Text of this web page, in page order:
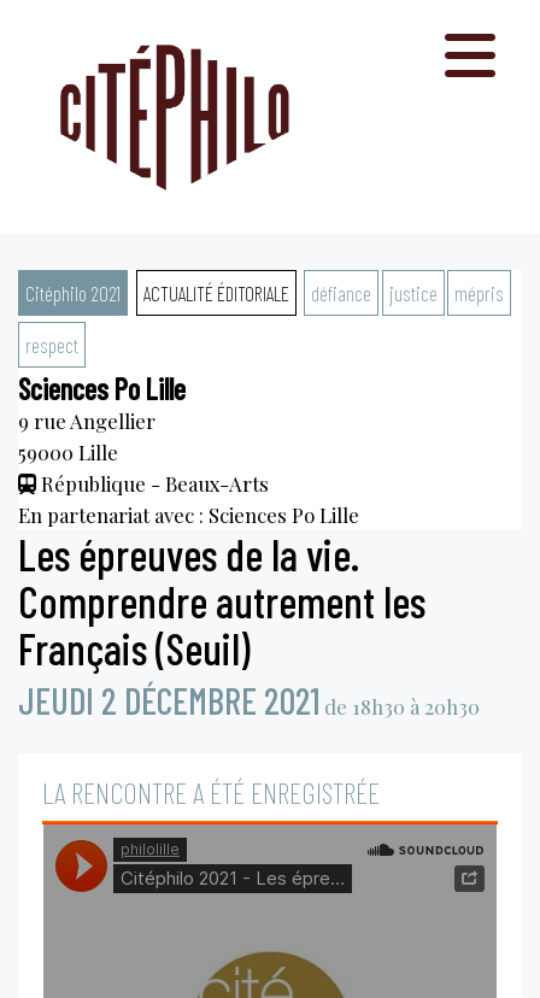
Citéphilo 2021 ACTUALITÉ ÉDITORIALE défiance justice mépris
respect
Sciences Po Lille
9 rue Angellier
59000 Lille
République - Beaux-Arts
En partenariat avec : Sciences Po Lille
Les épreuves de la vie.
Comprendre autrement les
Français (Seuil)
JEUDI 2 DÉCEMBRE 2021 de 18h30 à 20h30
LA RENCONTRE A ÉTÉ ENREGISTRÉE